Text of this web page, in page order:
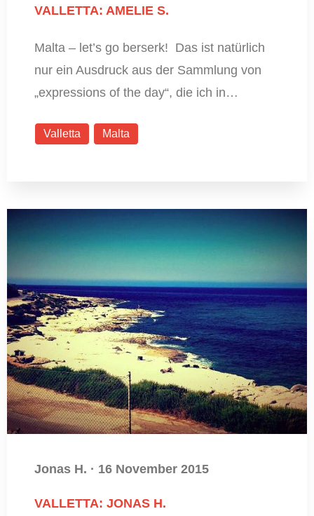
VALLETTA: AMELIE S.
Malta – let’s go berserk! Das ist natürlich
nur ein Ausdruck aus der Sammlung von
„expressions of the day“, die ich in…
Valletta Malta
Jonas H. · 16 November 2015
VALLETTA: JONAS H.